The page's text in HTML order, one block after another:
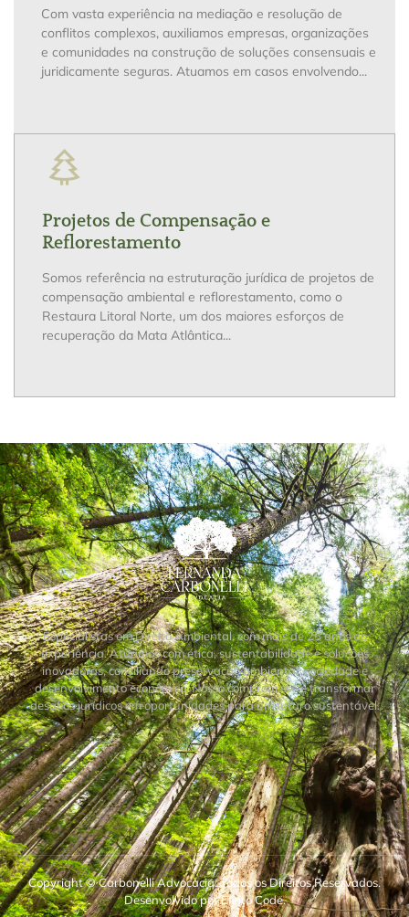
Projetos de Compensação e
Reflorestamento
Somos referência na estruturação jurídica de projetos de
compensação ambiental e reflorestamento, como o
Restaura Litoral Norte, um dos maiores esforços de
recuperação da Mata Atlântica...
Com vasta experiência na mediação e resolução de
conflitos complexos, auxiliamos empresas, organizações
e comunidades na construção de soluções consensuais e
juridicamente seguras. Atuamos em casos envolvendo...
Especialistas em Direito Ambiental, com mais de 25 anos de
experiência. Atuamos com ética, sustentabilidade e soluções
inovadoras, conciliando preservação ambiental, sociedade e
desenvolvimento econômico. Nosso compromisso é transformar
desafios jurídicos em oportunidades para um futuro sustentável.
Copyright © Carbonelli Advocacia. Todos os Direitos Reservados.
Desenvolvido por Efeito Code.